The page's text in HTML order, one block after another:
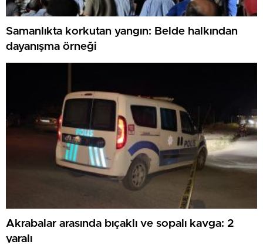
Samanlıkta korkutan yangın: Belde halkından
dayanışma örneği
Akrabalar arasında bıçaklı ve sopalı kavga: 2
yaralı